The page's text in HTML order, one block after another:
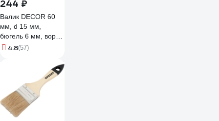
244 ₽
Валик DECOR 60
мм, d 15 мм,
бюгель 6 мм, ворс
5 мм, велюр, ручка
4.8(57)